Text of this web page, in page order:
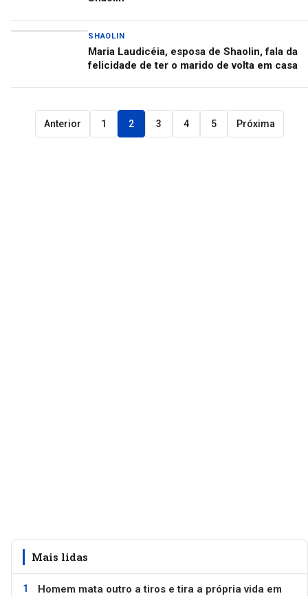
SHAOLIN
Maria Laudicéia, esposa de Shaolin, fala da
felicidade de ter o marido de volta em casa
Anterior 1 2 3 4 5 Próxima
Mais lidas
Homem mata outro a tiros e tira a própria vida em